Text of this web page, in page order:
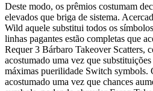
Deste modo, os prêmios costumam
elevados que briga de sistema.
Wild aquele substitui todos os
linhas pagantes estão completas que
Requer 3 Bárbaro Takeover Scatters,
acostumado uma vez que
máximas puerilidade Switch symbols.
acostumado uma vez que chances